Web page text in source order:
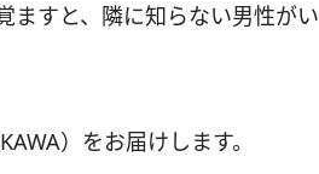
ますと、隣に知らない男性がい
）をお届けします。